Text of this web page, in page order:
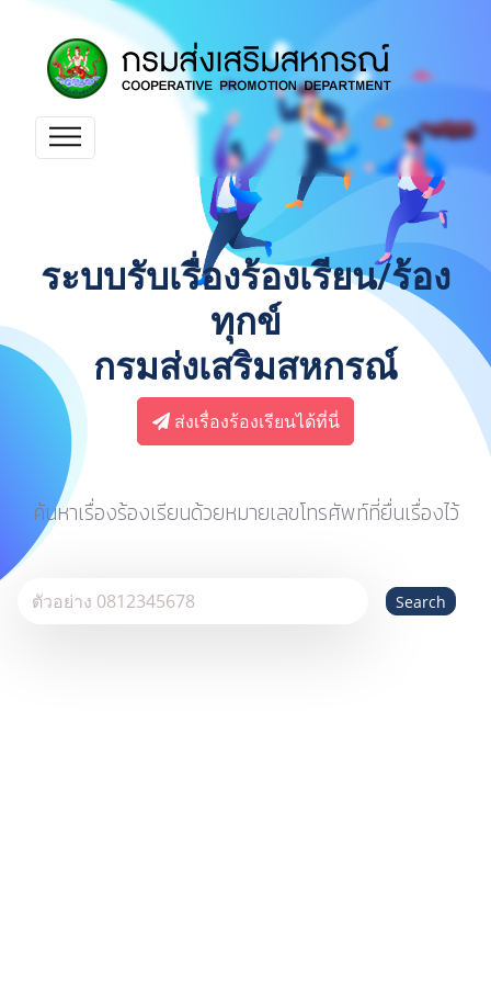
ระบบรับเรื่องร้องเรียน/ร้อง
ทุกข์
กรมส่งเสริมสหกรณ์
ส่งเรื่องร้องเรียนได้ที่นี่
ค้นหาเรื่องร้องเรียนด้วยหมายเลขโทรศัพท์ที่ยื่นเรื่องไว้